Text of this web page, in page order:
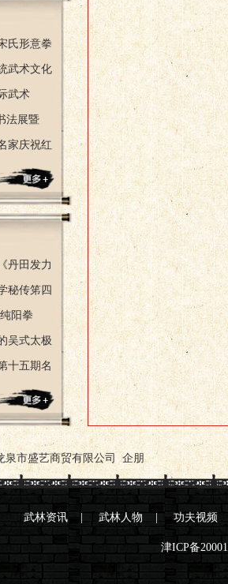
氏形意拳
武术文化
武术
法展暨
家庆祝红
丹田发力
秘传笫四
阳拳
吴式太极
十五期名
泉市盛艺商贸有限公司 企朋
武林资讯 |武林人物 |功夫视频
津ICP备